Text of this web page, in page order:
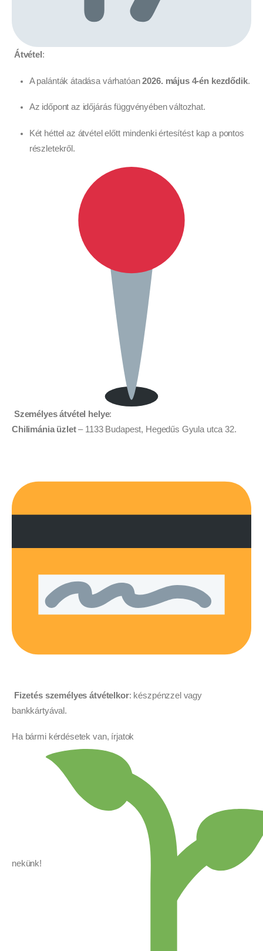
Átvétel :
A palánták átadása várhatóan2026. május 4-én kezdődik.
Az időpont az időjárás függvényében változhat.
Két héttel az átvétel előtt mindenki értesítést kap a pontos
részletekről.
Személyes átvétel helye:
Chilimánia üzlet– 1133 Budapest, Hegedűs Gyula utca 32.
Fizetés személyes átvételkor: készpénzzel vagy
bankkártyával.
Ha bármi kérdésetek van, írjatok
nekünk!